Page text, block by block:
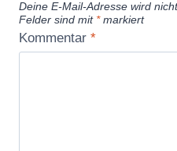
Deine E-Mail-Adresse wird
Felder sind mit *markiert
Kommentar *